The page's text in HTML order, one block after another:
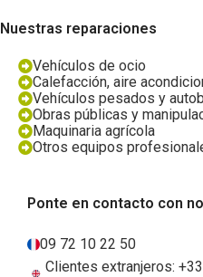
Nuestras reparaciones
Vehículos de ocio
Calefacción, aire
Vehículos pesados y
Obras públicas y
Maquinaria agrícola
Otros equipos
Ponte en contacto con
09 72 10 22 50
Clientes extranjeros: